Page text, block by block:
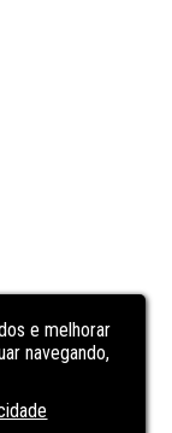
e melhorar
navegando,